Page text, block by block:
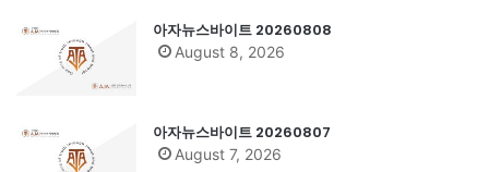
아자뉴스바이트 20260808
August 8, 2026
아자뉴스바이트 20260807
August 7, 2026